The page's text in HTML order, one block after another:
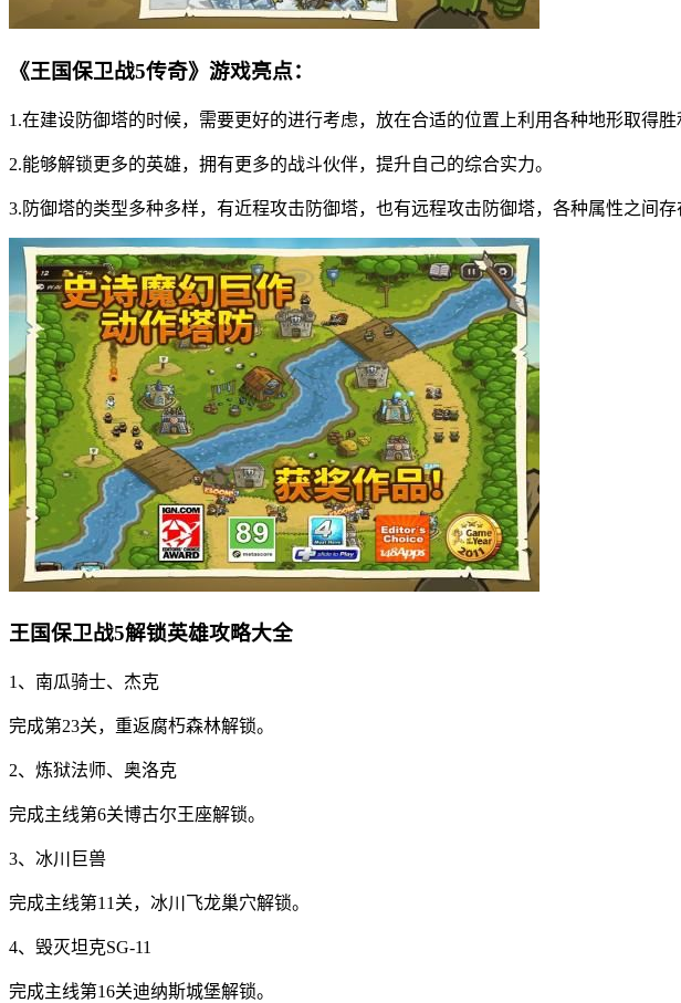
《王国保卫战5传奇》游戏亮点：
1.在建设防御塔的时候，需要更好的进行考虑，放在合适的位置上利用各种地形取得胜
2.能够解锁更多的英雄，拥有更多的战斗伙伴，提升自己的综合实力。
3.防御塔的类型多种多样，有近程攻击防御塔，也有远程攻击防御塔，各种属性之间存
王国保卫战5解锁英雄攻略大全
1、南瓜骑士、杰克
完成第23关，重返腐朽森林解锁。
2、炼狱法师、奥洛克
完成主线第6关博古尔王座解锁。
3、冰川巨兽
完成主线第11关，冰川飞龙巢穴解锁。
4、毁灭坦克SG-11
完成主线第16关迪纳斯城堡解锁。